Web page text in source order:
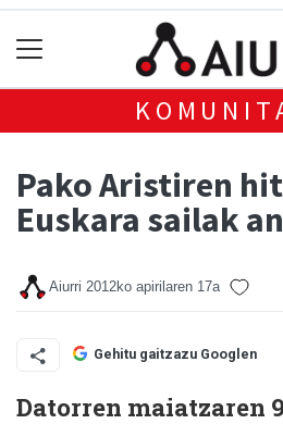
Pako Aristiren
Euskara sailak
Aiurri 2012ko apirilaren 17a
Gehitu gaitzazu Googlen
Datorren maiatzaren